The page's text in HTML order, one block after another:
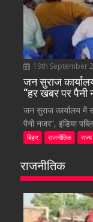
19th September
जन सुराज
“हर खबर पर पैनी
जन सुराज कार्यालय
पैनी नजर”, इंडिया
बिहार राजनीतिक राज्य
राजनीतिक